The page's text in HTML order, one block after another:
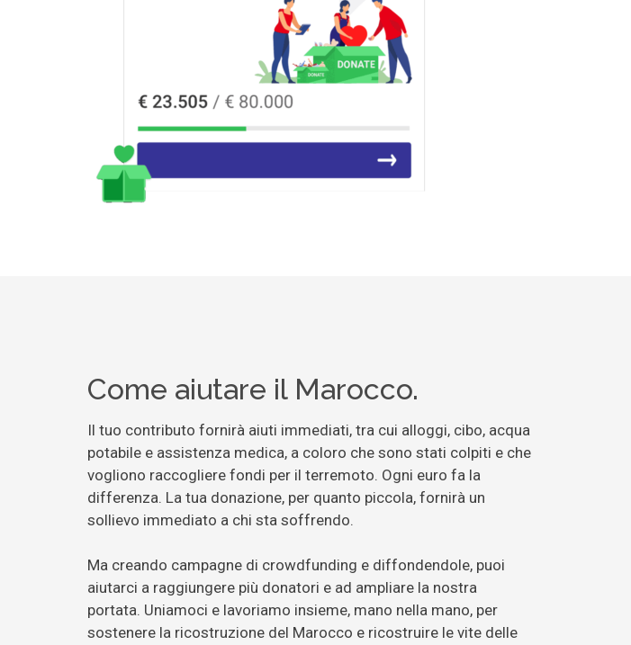
Come aiutare il Marocco.
Il tuo contributo fornirà aiuti immediati, tra cui alloggi, cibo, acqua
potabile e assistenza medica, a coloro che sono stati colpiti e che
vogliono raccogliere fondi per il terremoto. Ogni euro fa la
differenza. La tua donazione, per quanto piccola, fornirà un
sollievo immediato a chi sta soffrendo.
Ma creando campagne di crowdfunding e diffondendole, puoi
aiutarci a raggiungere più donatori e ad ampliare la nostra
portata. Uniamoci e lavoriamo insieme, mano nella mano, per
sostenere la ricostruzione del Marocco e ricostruire le vite delle